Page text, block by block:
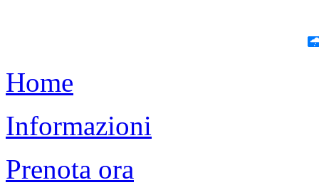
Home
Informazioni
Prenota ora